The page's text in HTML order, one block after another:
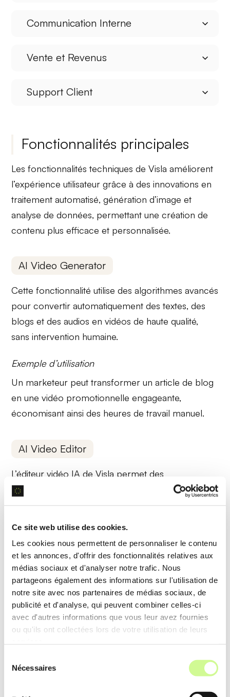
Ce site web utilise des cookies.
Les cookies nous permettent de personnaliser le contenu
et les annonces, d'offrir des fonctionnalités relatives aux
médias sociaux et d'analyser notre trafic. Nous
partageons également des informations sur l'utilisation de
notre site avec nos partenaires de médias sociaux, de
publicité et d'analyse, qui peuvent combiner celles-ci
avec d'autres informations que vous leur avez fournies
ou qu'ils ont collectées lors de votre utilisation de leurs
Nécessaires
Communication Interne
Vente et Revenus
Support Client
Fonctionnalités principales
Les fonctionnalités techniques de Visla améliorent
l’expérience utilisateur grâce à des innovations en
traitement automatisé,génération d’image et
analyse de données, permettant une création de
contenu plus efficace et personnalisée.
AI Video Generator
Cette fonctionnalité utilise desalgorithmes avancés
pour convertir automatiquement des textes, des
blogs et des audios en vidéos de haute qualité,
sans intervention humaine.
Exemple d’utilisation
Un marketeur peut transformer un article de blog
en unevidéo promotionnelle engageante,
économisant ainsi des heures de travail manuel.
AI Video Editor
L’éditeur vidéo IA de Visla permet des
modifications précises avec des
outils automatisés
tels que l’ajout de sous-titres, la voix off et les
Exemple d’utilisation
Un formateur crée des cours en ajoutant des
sous-titres automatiques et des animations,
fournissant un contenu dynamique et accessible
pour ses étudiants.
Screen Recording
Visla permet l’enregistrement d’écran avec des